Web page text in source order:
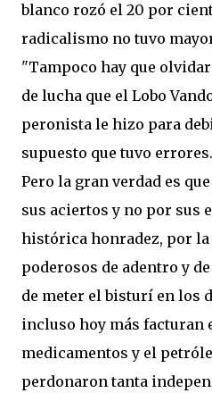
blanco rozó el 20 por
radicalismo no tuvo
"Tampoco hay que
de lucha que el Lobo
peronista le hizo para
supuesto que tuvo errores.
Pero la gran verdad es
sus aciertos y no por sus
histórica honradez, por
poderosos de adentro y
de meter el bisturí en los
incluso hoy más facturan
medicamentos y el
perdonaron tanta